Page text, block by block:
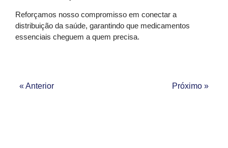
Reforçamos nosso compromisso em conectar a
distribuição da saúde, garantindo que medicamentos
essenciais cheguem a quem precisa.
« Anterior Próximo »